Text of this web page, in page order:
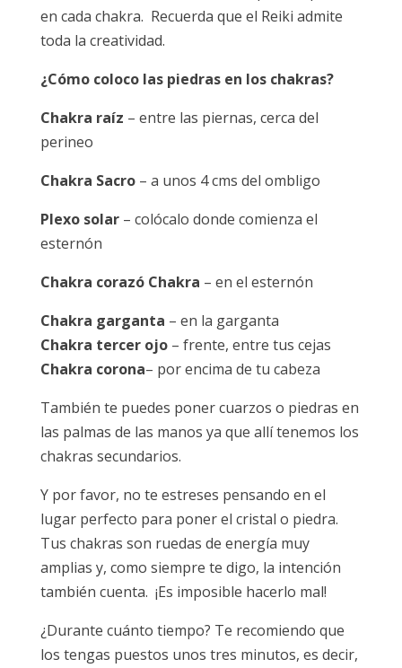
en cada chakra. Recuerda que el Reiki admite
toda la creatividad.
¿Cómo coloco las piedras en los chakras?
Chakra raíz – entre las piernas, cerca del
perineo
Chakra Sacro– a unos 4 cms del ombligo
Plexo solar– colócalo donde comienza el
esternón
Chakra corazó Chakra – en el esternón
Chakra garganta – en la garganta
Chakra tercer ojo– frente, entre tus cejas
Chakra corona– por encima de tu cabeza
También te puedes poner cuarzos o piedras en
las palmas de las manos ya que allí tenemos los
chakras secundarios.
Y por favor, no te estreses pensando en el
lugar perfecto para poner el cristal o piedra.
Tus chakras son ruedas de energía muy
amplias y, como siempre te digo, la intención
también cuenta. ¡Es imposible hacerlo mal!
¿Durante cuánto tiempo? Te recomiendo que
los tengas puestos unos tres minutos, es decir,